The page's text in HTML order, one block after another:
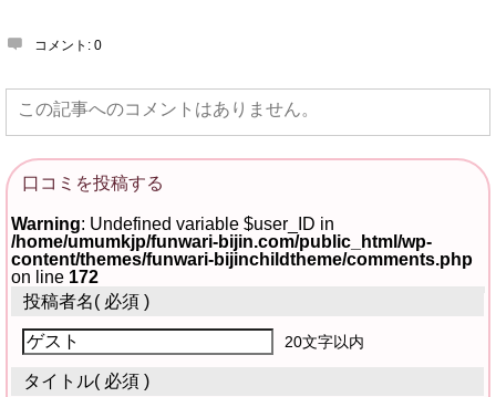
コメント: 0
この記事へのコメントはありません。
口コミを投稿する
Warning : Undefined variable $user_ID in
/home/umumkjp/funwari-bijin.com/public_html/wp-
content/themes/funwari-bijinchildtheme/comments.php
on line 172
投稿者名( 必須 )
20文字以内
タイトル( 必須 )